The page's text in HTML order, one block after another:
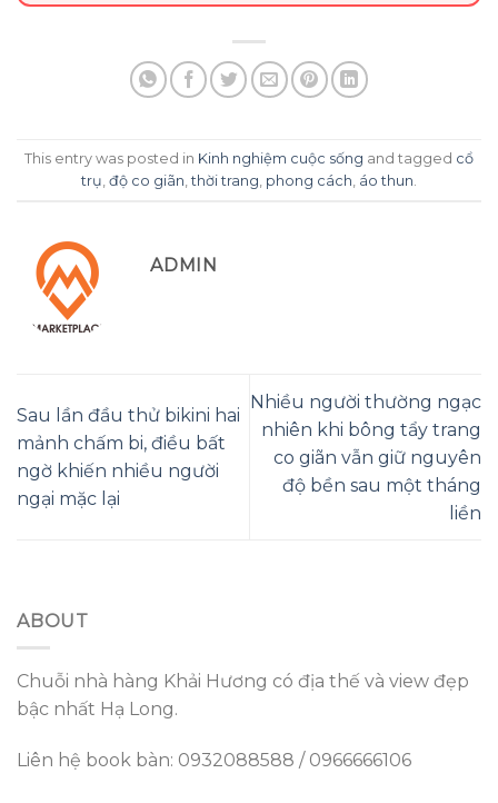
This entry was posted in Kinh nghiệm cuộc sống and tagged cổ
trụ độ co giãn ,thời trang phong cách áo thun
ADMIN
Sau lần đầu thử bikini hai
mảnh chấm bi, điều bất
ngờ khiến nhiều người
ngại mặc lại
Nhiều người thường ngạc
nhiên khi bông tẩy trang
co giãn vẫn giữ nguyên
độ bền sau một tháng
liền
ABOUT
Chuỗi nhà hàng Khải Hương có địa thế và view đẹp
bậc nhất Hạ Long.
Liên hệ book bàn: 0932088588 / 0966666106